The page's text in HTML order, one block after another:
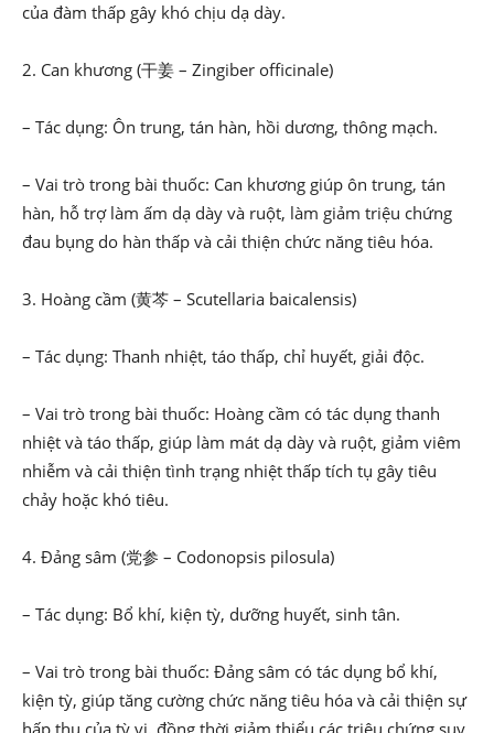
của đàm thấp gây khó chịu dạ dày.
2. Can khương (干姜 – Zingiber officinale)
– Tác dụng: Ôn trung, tán hàn, hồi dương, thông mạch.
– Vai trò trong bài thuốc: Can khương giúp ôn trung, tán
hàn, hỗ trợ làm ấm dạ dày và ruột, làm giảm triệu chứng
đau bụng do hàn thấp và cải thiện chức năng tiêu hóa.
3. Hoàng cầm (黄芩 – Scutellaria baicalensis)
– Tác dụng: Thanh nhiệt, táo thấp, chỉ huyết, giải độc.
– Vai trò trong bài thuốc: Hoàng cầm có tác dụng thanh
nhiệt và táo thấp, giúp làm mát dạ dày và ruột, giảm viêm
nhiễm và cải thiện tình trạng nhiệt thấp tích tụ gây tiêu
chảy hoặc khó tiêu.
4. Đảng sâm (党参 – Codonopsis pilosula)
– Tác dụng: Bổ khí, kiện tỳ, dưỡng huyết, sinh tân.
– Vai trò trong bài thuốc: Đảng sâm có tác dụng bổ khí,
kiện tỳ, giúp tăng cường chức năng tiêu hóa và cải thiện sự
hấp thụ của tỳ vị, đồng thời giảm thiểu các triệu chứng suy